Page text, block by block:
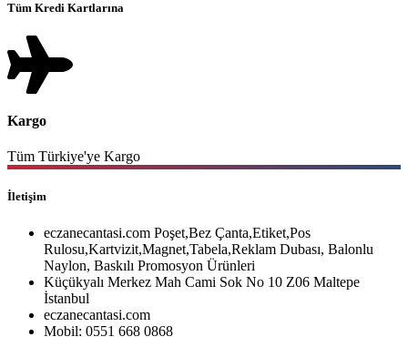
Tüm Kredi Kartlarına
Kargo
Tüm Türkiye'ye Kargo
İletişim
eczanecantasi.com Poşet,Bez Çanta,Etiket,Pos
Rulosu,Kartvizit,Magnet,Tabela,Reklam Dubası, Balonlu
Naylon, Baskılı Promosyon Ürünleri
Küçükyalı Merkez Mah Cami Sok No 10 Z06 Maltepe
İstanbul
eczanecantasi.com
Mobil: 0551 668 0868